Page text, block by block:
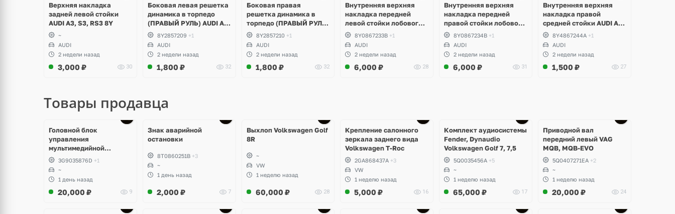
Верхняя накладка
задней левой стойки
AUDI A3, S3, RS3 8Y
~
AUDI
2 недели назад
3,000 ₽ 30
Боковая левая решетка
динамика в торпедо
(ПРАВЫЙ РУЛЬ) AUDI A3,
S3, RS3 8Y
8Y2857209 +1
AUDI
2 недели назад
1,800 ₽ 32
Боковая правая
решетка динамика в
торпедо (ПРАВЫЙ РУЛЬ)
AUDI A3, S3, RS3 8Y
8Y2857210 +1
AUDI
2 недели назад
1,800 ₽ 32
Внутренняя верхняя
накладка передней
левой стойки лобового
стекла AUDI A3, S3, RS3
8Y
8Y0867233B +1
AUDI
2 недели назад
6,000 ₽ 28
Внутренняя верхняя
накладка передней
правой стойки лобового
стекла AUDI A3, S3, RS3
8Y
8Y0867234B +1
AUDI
2 недели назад
6,000 ₽ 31
Внутренняя верхняя
накладка правой
средней стойки AUDI A3,
S3, RS3 8Y
8Y4867244A +1
AUDI
2 недели назад
1,500 ₽ 27
Товары продавца
Головной блок
управления
мультимедийной
системы Volkswagen T-
Roc
3G9035876D +1
~
1 день назад
20,000 ₽ 9
Знак аварийной
остановки
8T0860251B +3
~
1 день назад
2,000 ₽ 7
Выхлоп Volkswagen Golf
8R
~
VW
1 неделю назад
60,000 ₽ 28
Крепление салонного
зеркала заднего вида
Volkswagen T-Roc
2GA868437A +3
VW
1 неделю назад
5,000 ₽ 16
Комплект аудиосистемы
Fender, Dynaudio
Volkswagen Golf 7, 7,5
5Q0035456A +5
~
1 неделю назад
65,000 ₽ 17
Приводной вал
передний левый VAG
MQB, MQB-EVO
5Q0407271EA +2
~
1 неделю назад
20,000 ₽ 24